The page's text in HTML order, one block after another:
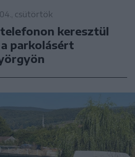
csütörtök
keresztül
parkolásért